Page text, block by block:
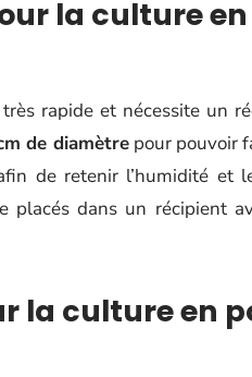
la culture
rapide et nécessite un
de diamètrepour pouvoir
de retenir l’humidité
placés dans un récipient
la culture en